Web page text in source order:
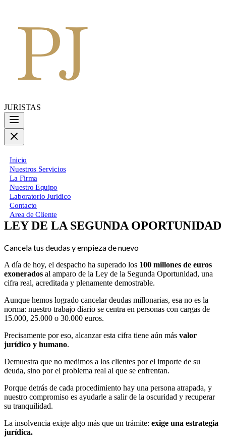
JURISTAS
Inicio
Nuestros Servicios
La Firma
Nuestro Equipo
Laboratorio Juridico
Contacto
Area de Cliente
LEY DE LA SEGUNDA OPORTUNIDAD
Cancela tus deudas y empieza de nuevo
A día de hoy, el despacho ha superado los 100 millones de euros
exonerados al amparo de la Ley de la Segunda Oportunidad, una
cifra real, acreditada y plenamente demostrable.
Aunque hemos logrado cancelar deudas millonarias, esa no es la
norma: nuestro trabajo diario se centra en personas con cargas de
15.000, 25.000 o 30.000 euros.
Precisamente por eso, alcanzar esta cifra tiene aún más valor
jurídico y humano.
Demuestra que no medimos a los clientes por el importe de su
deuda, sino por el problema real al que se enfrentan.
Porque detrás de cada procedimiento hay una persona atrapada, y
nuestro compromiso es ayudarle a salir de la oscuridad y recuperar
su tranquilidad.
La insolvencia exige algo más que un trámite: exige una estrategia
jurídica.